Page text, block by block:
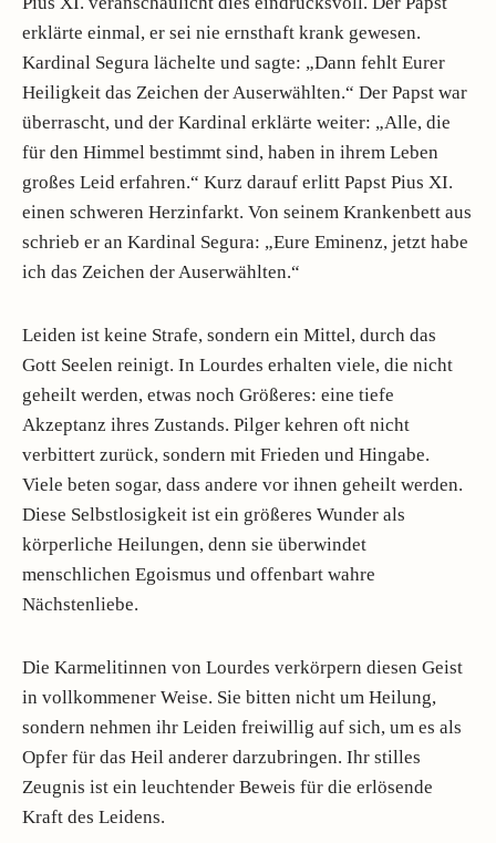
erklärte einmal, er sei nie ernsthaft krank gewesen.
Kardinal Segura lächelte und sagte: „Dann fehlt Eurer
Heiligkeit das Zeichen der Auserwählten.“ Der Papst war
überrascht, und der Kardinal erklärte weiter: „Alle, die
für den Himmel bestimmt sind, haben in ihrem Leben
großes Leid erfahren.“ Kurz darauf erlitt Papst Pius XI.
einen schweren Herzinfarkt. Von seinem Krankenbett aus
schrieb er an Kardinal Segura: „Eure Eminenz, jetzt habe
ich das Zeichen der Auserwählten.“
Leiden ist keine Strafe, sondern ein Mittel, durch das
Gott Seelen reinigt. In Lourdes erhalten viele, die nicht
geheilt werden, etwas noch Größeres: eine tiefe
Akzeptanz ihres Zustands. Pilger kehren oft nicht
verbittert zurück, sondern mit Frieden und Hingabe.
Viele beten sogar, dass andere vor ihnen geheilt werden.
Diese Selbstlosigkeit ist ein größeres Wunder als
körperliche Heilungen, denn sie überwindet
menschlichen Egoismus und offenbart wahre
Nächstenliebe.
Die Karmelitinnen von Lourdes verkörpern diesen Geist
in vollkommener Weise. Sie bitten nicht um Heilung,
sondern nehmen ihr Leiden freiwillig auf sich, um es als
Opfer für das Heil anderer darzubringen. Ihr stilles
Zeugnis ist ein leuchtender Beweis für die erlösende
Kraft des Leidens.